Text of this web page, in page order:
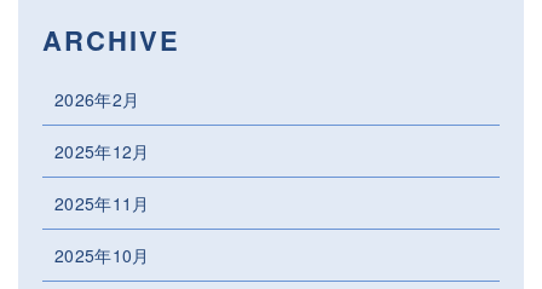
ARCHIVE
2026年2月
2025年12月
2025年11月
2025年10月